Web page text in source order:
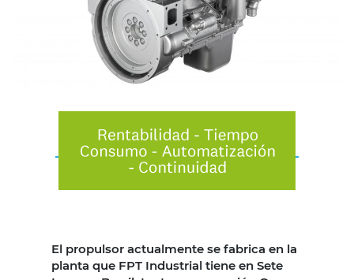
El propulsor actualmente se fabrica en la
planta que FPT Industrial tiene en Sete